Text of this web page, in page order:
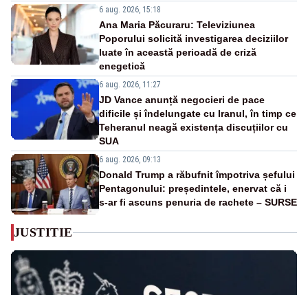
6 aug. 2026, 15:18
Ana Maria Păcuraru: Televiziunea
Poporului solicită investigarea deciziilor
luate în această perioadă de criză
enegetică
6 aug. 2026, 11:27
JD Vance anunță negocieri de pace
dificile și îndelungate cu Iranul, în timp ce
Teheranul neagă existența discuțiilor cu
SUA
6 aug. 2026, 09:13
Donald Trump a răbufnit împotriva șefului
Pentagonului: președintele, enervat că i
s-ar fi ascuns penuria de rachete – SURSE
JUSTITIE